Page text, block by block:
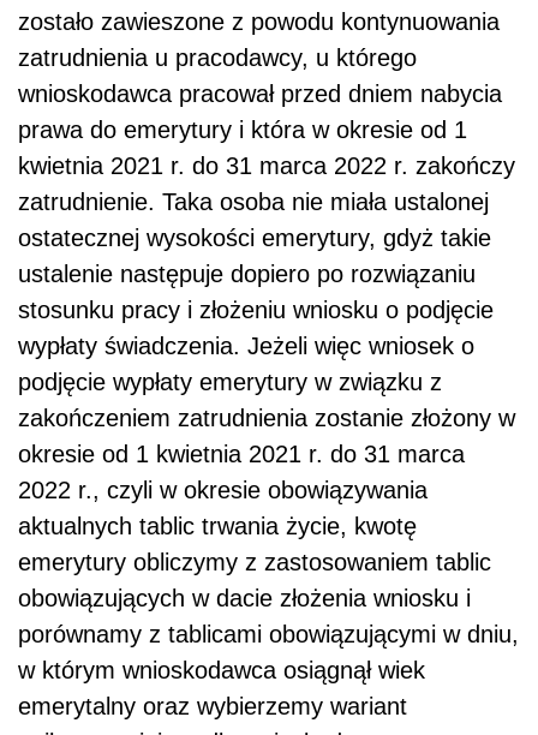
zostało zawieszone z powodu kontynuowania
zatrudnienia u pracodawcy, u którego
wnioskodawca pracował przed dniem nabycia
prawa do emerytury i która w okresie od 1
kwietnia 2021 r. do 31 marca 2022 r. zakończy
zatrudnienie. Taka osoba nie miała ustalonej
ostatecznej wysokości emerytury, gdyż takie
ustalenie następuje dopiero po rozwiązaniu
stosunku pracy i złożeniu wniosku o podjęcie
wypłaty świadczenia. Jeżeli więc wniosek o
podjęcie wypłaty emerytury w związku z
zakończeniem zatrudnienia zostanie złożony w
okresie od 1 kwietnia 2021 r. do 31 marca
2022 r., czyli w okresie obowiązywania
aktualnych tablic trwania życie, kwotę
emerytury obliczymy z zastosowaniem tablic
obowiązujących w dacie złożenia wniosku i
porównamy z tablicami obowiązującymi w dniu,
w którym wnioskodawca osiągnął wiek
emerytalny oraz wybierzemy wariant